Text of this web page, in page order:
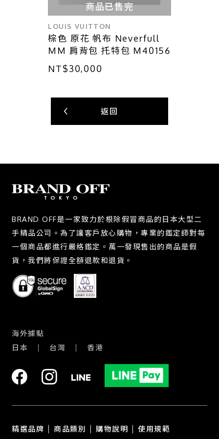
商品已售完
LOUIS VUITTON
棕色 原花 帆布 Neverfull
MM 肩背包 托特包 M40156
NT$30,000
返回
BRAND OFF是一家致力於根除假冒商品的日本大型二
手精品公司。為了讓客戶放心購物，專業的鑑定師對每
一個商品都進行嚴格鑑定。萬一發現售出的商品是假
貨，我們將保證全額退款和退貨。
海外據點
日本
台灣 香港
精選品牌 商品類別 購物說明 使用規範